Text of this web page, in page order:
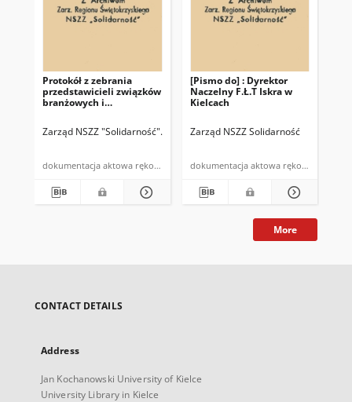
Protokół z zebrania
przedstawicieli związków
branżowych i
zgłoszonych przez załogę
Zarząd NSZZ "Solidarność" Związki Branżowe
dokumentacja aktowa rękopis
[Pismo do] : Dyrektor
Naczelny F.Ł.T Iskra w
Kielcach
Zarząd NSZZ Solidarność
dokumentacja aktowa rękopis
More
CONTACT DETAILS
Address
Jan Kochanowski University of Kielce
University Library in Kielce